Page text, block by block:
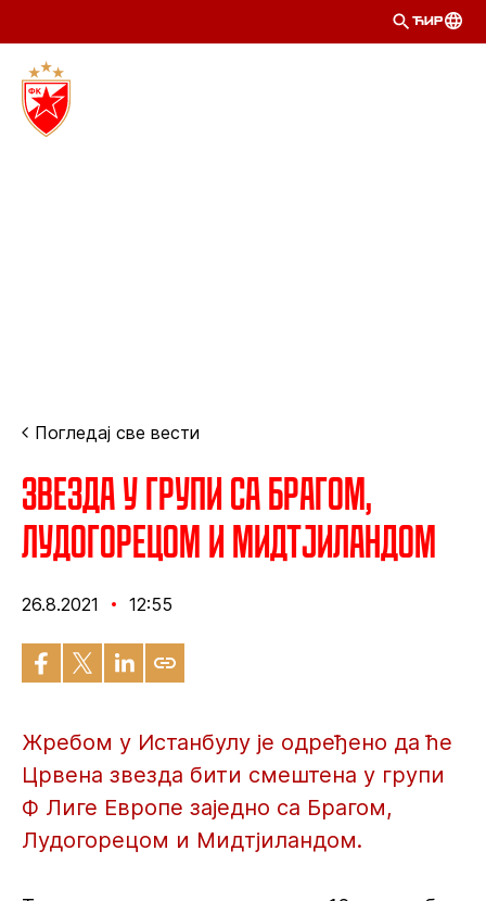
ЋИР
Погледај све вести
Звезда у групи са Брагом,
Лудогорецом и Мидтјиландом
26.8.2021 12:55
Жребом у Истанбулу је одређено да ће
Црвена звезда бити смештена у групи
Ф Лиге Европе заједно са Брагом,
Лудогорецом и Мидтјиландом.